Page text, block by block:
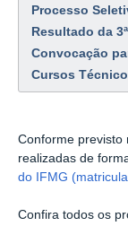
Processo
Resultado da
Convocação
Cursos
Conforme previsto
realizadas de
do IFMG
Confira todos os